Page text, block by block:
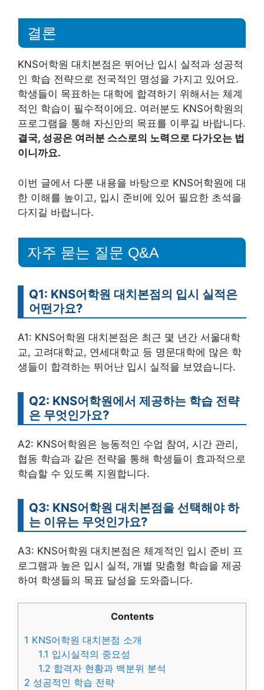
결론
KNS어학원 대치본점은 뛰어난 입시 실적과 성공적
인 학습 전략으로 전국적인 명성을 가지고 있어요.
학생들이 목표하는 대학에 합격하기 위해서는 체계
적인 학습이 필수적이에요. 여러분도 KNS어학원의
프로그램을 통해 자신만의 목표를 이루길 바랍니다.
결국, 성공은 여러분 스스로의 노력으로 다가오는 법
이니까요.
이번 글에서 다룬 내용을 바탕으로 KNS어학원에 대
한 이해를 높이고, 입시 준비에 있어 필요한 초석을
다지길 바랍니다.
자주 묻는 질문 Q&A
Q1: KNS어학원 대치본점의 입시 실적은
어떤가요?
A1: KNS어학원 대치본점은 최근 몇 년간 서울대학
교, 고려대학교, 연세대학교 등 명문대학에 많은 학
생들이 합격하는 뛰어난 입시 실적을 보였습니다.
Q2: KNS어학원에서 제공하는 학습 전략
은 무엇인가요?
A2: KNS어학원은 능동적인 수업 참여, 시간 관리,
협동 학습과 같은 전략을 통해 학생들이 효과적으로
학습할 수 있도록 지원합니다.
Q3: KNS어학원 대치본점을 선택해야 하
는 이유는 무엇인가요?
A3: KNS어학원 대치본점은 체계적인 입시 준비 프
로그램과 높은 입시 실적, 개별 맞춤형 학습을 제공
하여 학생들의 목표 달성을 도와줍니다.
Contents
1 KNS어학원 대치본점 소개
1.1 입시실적의 중요성
1.2 합격자 현황과 백분위 분석
2 성공적인 학습 전략